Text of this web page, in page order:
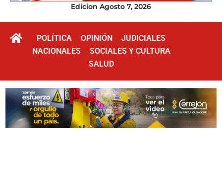
Edicion Agosto 7, 2026
POLÍTICA OPINIÓN
JUDICIALES
NACIONALES
SOCIALES Y CULTURA
SALUD